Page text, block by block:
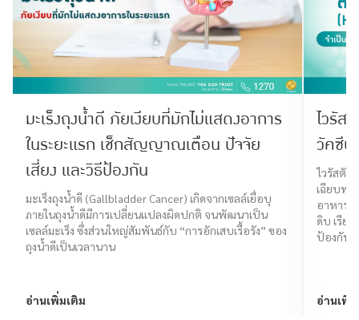
มะเร็งถุงน้ำดี ภัยเงียบที่มักไม่แสดงอาการ
ในระยะแรก เช็กสัญญาณเตือน ปัจจัย
เสี่ยง และวิธีป้องกัน
มะเร็งถุงน้ำดี (Gallbladder Cancer) เกิดจากเซลล์เยื่อบุ
ภายในถุงน้ำดีมีการเปลี่ยนแปลงผิดปกติ จนพัฒนาเป็น
เซลล์มะเร็ง ซึ่งส่วนใหญ่สัมพันธ์กับ “การอักเสบเรื้อรัง” ของ
ถุงน้ำดีเป็นเวลานาน
อ่านเพิ่มเติม
ไวรัส
วัคซีน
ไวรัสตับ
เฉียบพ
อาหารที่
ดิบ เรีย
ป้องกันไ
อ่านเพิ่